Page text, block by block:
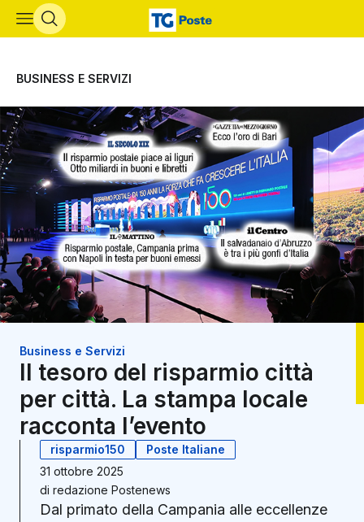
Vai al contenuto principale
BUSINESS E SERVIZI
Business e Servizi
Il tesoro del risparmio città
per città. La stampa locale
racconta l’evento
risparmio150
Poste Italiane
31 ottobre 2025
di redazione Postenews
Dal primato della Campania alle eccellenze